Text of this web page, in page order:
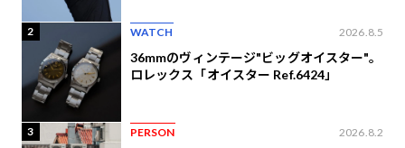
2 WATCH 2026.8.5
36mmのヴィンテージ"ビッグオイスター"。
ロレックス「オイスター Ref.6424」
3 PERSON 2026.8.2